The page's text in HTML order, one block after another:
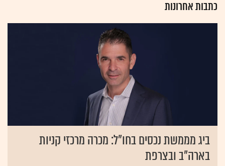
כתבות אחרונות
ביג מממשת נכסים בחו"ל: מכרה מרכזי קניות
בארה"ב ובצרפת